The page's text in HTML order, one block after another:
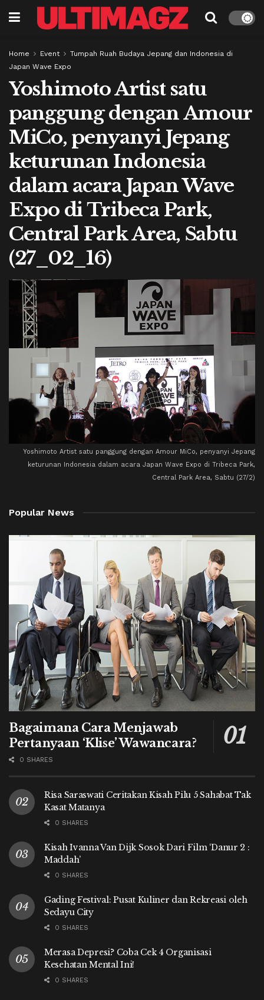
Home Event
Tumpah Ruah Budaya Jepang dan Indonesia di
Japan Wave Expo
Yoshimoto Artist satu
panggung dengan Amour
MiCo, penyanyi Jepang
keturunan Indonesia
dalam acara Japan Wave
Expo di Tribeca Park,
Central Park Area, Sabtu
(27_02_16)
Yoshimoto Artist satu panggung dengan Amour MiCo, penyanyi Jepang
keturunan Indonesia dalam acara Japan Wave Expo di Tribeca Park,
Central Park Area, Sabtu (27/2)
Popular News
Bagaimana Cara Menjawab
Pertanyaan ‘Klise’ Wawancara?
0 SHARES
Risa Saraswati Ceritakan Kisah Pilu 5 Sahabat Tak
Kasat Matanya
0 SHARES
Kisah Ivanna Van Dijk Sosok Dari Film ‘Danur 2 :
Maddah’
0 SHARES
Gading Festival: Pusat Kuliner dan Rekreasi oleh
Sedayu City
0 SHARES
Merasa Depresi? Coba Cek 4 Organisasi
Kesehatan Mental Ini!
0 SHARES